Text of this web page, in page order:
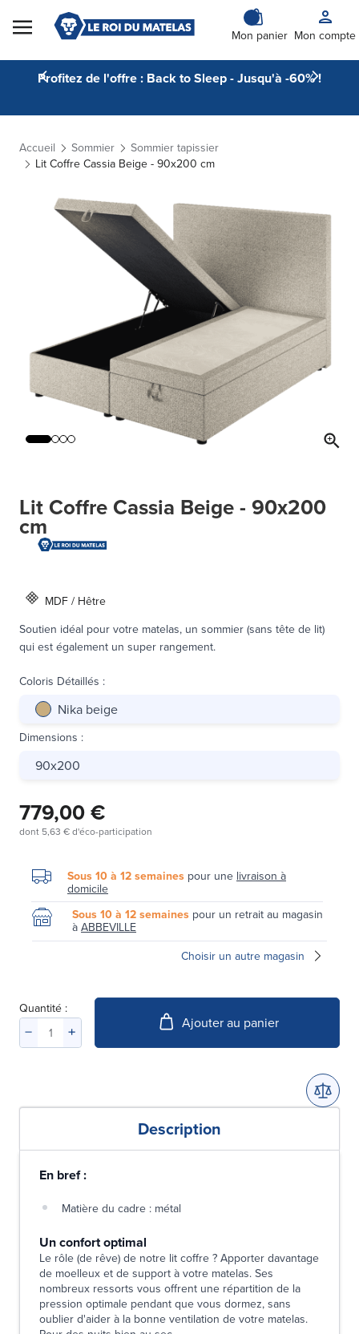
Skip to Content
Mon panier Mon compte
Profitez de l'offre : Back to Sleep - Jusqu'à -60% !
Accueil Sommier
Sommier tapissier
Lit Coffre Cassia Beige - 90x200 cm
Lit Coffre Cassia Beige - 90x200
cm
MDF / Hêtre
Soutien idéal pour votre matelas, un sommier (sans tête de lit)
qui est également un super rangement.
Coloris Détaillés :
Nika beige
Dimensions :
90x200
779,00 €
dont 5,63 €d'éco-participation
Sous 10 à 12 semaines pour une livraison à
domicile
Sous 10 à 12 semaines pour un retrait au magasin
à ABBEVILLE
Choisir un autre magasin
Quantité :
Ajouter au panier
Description
En bref :
Matière du cadre : métal
Un confort optimal
Le rôle (de rêve) de notre lit coffre ? Apporter davantage
de moelleux et de support à votre matelas. Ses
nombreux ressorts vous offrent une répartition de la
pression optimale pendant que vous dormez, sans
oublier d'aider à la bonne ventilation de votre matelas.